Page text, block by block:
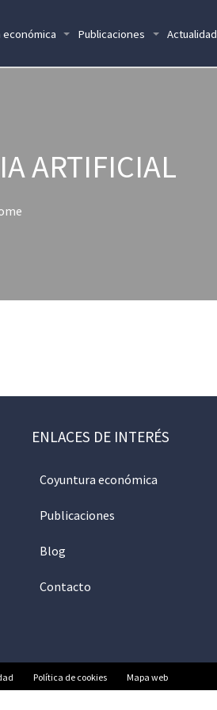
económica Publicaciones Actualidad
ARTIFICIAL
ENLACES DE INTERÉS
Coyuntura económica
Publicaciones
Blog
Contacto
Política de cookies Mapa web